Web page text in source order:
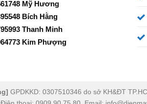
Mỹ Hương
Bích Hằng
Thanh Minh
Kim Phượng
GPDKKD: 0307510346 do sở KH&ĐT